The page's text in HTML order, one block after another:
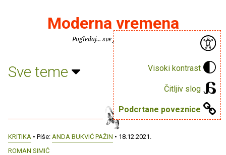
Visoki kontrast
Čitljiv slog
Podcrtane poveznice
Moderna vremena
Pogledaj... sve je puno knjiga.
Sve teme
KRITIKA • Piše: ANDA BUKVIĆ PAŽIN • 18.12.2021.
ROMAN SIMIĆ